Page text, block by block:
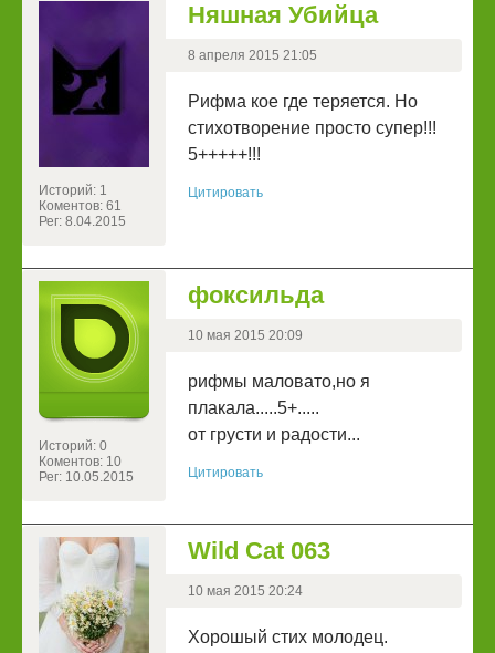
Историй: 1
Коментов: 61
Рег: 8.04.2015
Няшная Убийца
8 апреля 2015 21:05
Рифма кое где теряется. Но
стихотворение просто супер!!!
5+++++!!!
Цитировать
Историй: 0
Коментов: 10
Рег: 10.05.2015
фоксильда
10 мая 2015 20:09
рифмы маловато,но я
плакала.....5+.....
от грусти и радости...
Цитировать
Wild Cat 063
10 мая 2015 20:24
Хорошый стих молодец.